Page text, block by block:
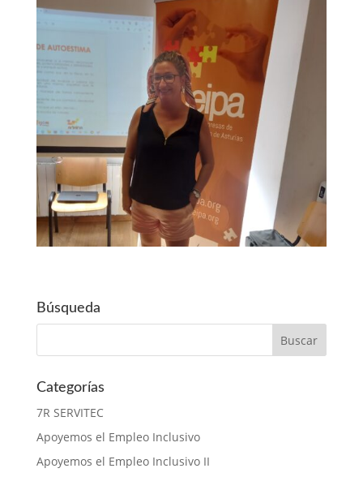
Búsqueda
Categorías
7R SERVITEC
Apoyemos el Empleo Inclusivo
Apoyemos el Empleo Inclusivo II